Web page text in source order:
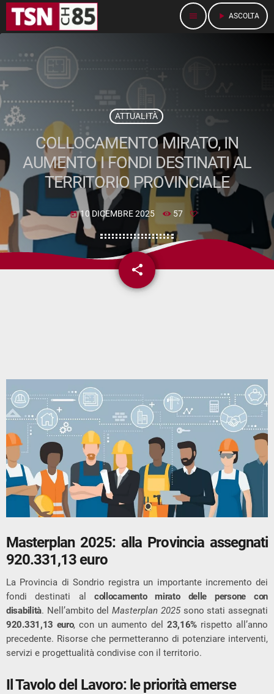
menu play_arrow ASCOLTA
ATTUALITÀ
COLLOCAMENTO MIRATO, IN
AUMENTO I FONDI DESTINATI AL
TERRITORIO PROVINCIALE
today 10 DICEMBRE 2025 57
share
email
Masterplan 2025: alla Provincia assegnati
920.331,13 euro
La Provincia di Sondrio registra un importante incremento dei
fondi destinati al collocamento mirato delle persone con
disabilità. Nell’ambito delMasterplan 2025sono stati assegnati
920.331,13 euro, con un aumento del 23,16% rispetto all’anno
precedente. Risorse che permetteranno di potenziare interventi,
servizi e progettualità condivise con il territorio.
Il Tavolo del Lavoro: le priorità emerse